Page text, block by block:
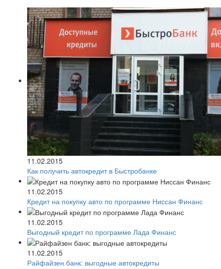
11.02.2015
Как получить автокредит в Быстробанке
11.02.2015
Кредит на покупку авто по программе Ниссан Финанс
11.02.2015
Выгодный кредит по программе Лада Финанс
11.02.2015
Райфайзен банк: выгодные автокредиты